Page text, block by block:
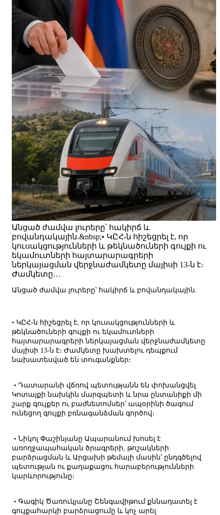
Անցած ժամվա լուրերը՝ հակիրճ և
բովանդակային.&nbsp;• ԿԸՀ-ն հիշեցրել է, որ
կուսակցությունների և թեկնածուների գույքի ու
եկամուտների հայտարարագրերի
ներկայացման վերջնաժամկետը մայիսի 13-ն է։
Ժամկետը…
Անցած ժամվա լուրերը՝ հակիրճ և բովանդակային.
• ԿԸՀ-ն հիշեցրել է, որ կուսակցությունների և
թեկնածուների գույքի ու եկամուտների
հայտարարագրերի ներկայացման վերջնաժամկետը
մայիսի 13-ն է։ Ժամկետը խախտելու դեպքում
նախատեսված են տուգանքներ։
• Դատարանի վճռով պետությանն են փոխանցվել
Կոտայքի նախկին մարզպետի և նրա ընտանիքի մի
շարք գույքեր ու բաժնետոմսեր՝ ապօրինի ծագում
ունեցող գույքի բռնագանձման գործով։
• Նիկոլ Փաշինյանը Ապարանում խոսել է
առողջապահական ծրագրերի, թոշակների
բարձրացման և Արցախի թեմայի մասին՝ ընդգծելով
պետության ու քաղաքացու հարաբերությունների
կարևորությունը։
• Գագիկ Ծառուկյանը Շենգավիթում քննադատել է
գույքահարկի բարձրացումը և կոչ արել